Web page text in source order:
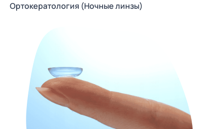
Ортокератология (Ночные линзы)